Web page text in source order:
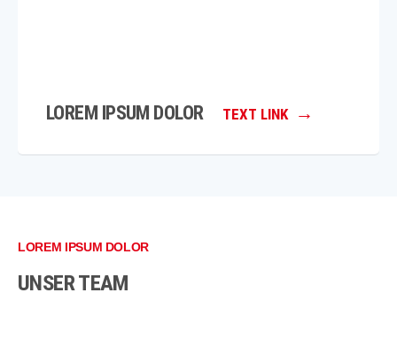
LOREM IPSUM DOLOR TEXT LINK
LOREM IPSUM DOLOR
UNSER TEAM